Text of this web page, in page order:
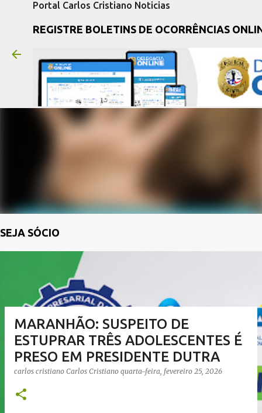
Portal Carlos Cristiano Noticias
REGISTRE BOLETINS DE OCORRÊNCIAS
SEJA SÓCIO
MARANHÃO: SUSPEITO DE
ESTUPRAR TRÊS ADOLESCENTES É
PRESO EM PRESIDENTE DUTRA
carlos cristiano Carlos Cristiano quarta-feira, fevereiro 25, 2026